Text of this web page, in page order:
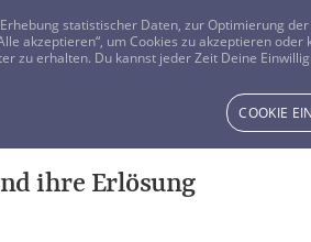
ihre Erlösung
statistischer Daten, zur Optimierung
akzeptieren“, um Cookies zu akzeptieren
zu erhalten. Du kannst jeder Zeit Deine
COOKIE